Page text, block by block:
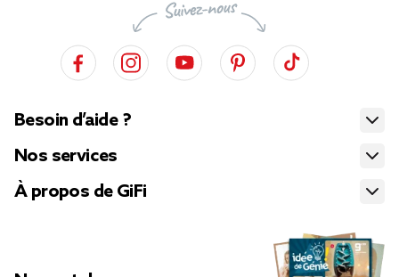
Besoin d’aide ?
Nos services
À propos de GiFi